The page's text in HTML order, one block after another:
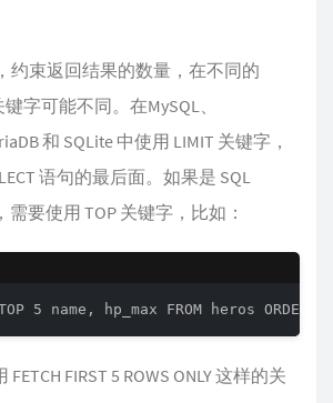
约束返回结果的数量，在不同的
字可能不同。在MySQL、
和 SQLite 中使用 LIMIT 关键字，
语句的最后面。如果是 SQL
需要使用 TOP 关键字，比如：
5 name, hp_max FROM heros ORDER
FIRST 5 ROWS ONLY 这样的关